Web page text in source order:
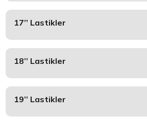
17’’ Lastikler
18’’ Lastikler
19’’ Lastikler